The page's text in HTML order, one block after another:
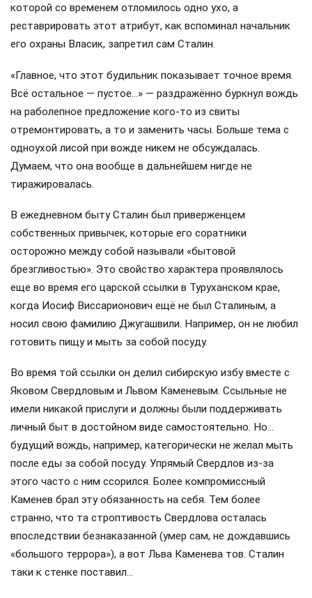
которой со временем отломилось одно ухо, а
реставрировать этот атрибут, как вспоминал начальник
его охраны Власик, запретил сам Сталин.
«Главное, что этот будильник показывает точное время.
Всё остальное — пустое…» — раздражённо буркнул вождь
на раболепное предложение кого-то из свиты
отремонтировать, а то и заменить часы. Больше тема с
одноухой лисой при вожде никем не обсуждалась.
Думаем, что она вообще в дальнейшем нигде не
тиражировалась.
В ежедневном быту Сталин был приверженцем
собственных привычек, которые его соратники
осторожно между собой называли «бытовой
брезгливостью». Это свойство характера проявлялось
еще во время его царской ссылки в Туруханском крае,
когда Иосиф Виссарионович ещё не был Сталиным, а
носил свою фамилию Джугашвили. Например, он не любил
готовить пищу и мыть за собой посуду.
Во время той ссылки он делил сибирскую избу вместе с
Яковом Свердловым и Львом Каменевым. Ссыльные не
имели никакой прислуги и должны были поддерживать
личный быт в достойном виде самостоятельно. Но…
будущий вождь, например, категорически не желал мыть
после еды за собой посуду. Упрямый Свердлов из-за
этого часто с ним ссорился. Более компромиссный
Каменев брал эту обязанность на себя. Тем более
странно, что та строптивость Свердлова осталась
впоследствии безнаказанной (умер сам, не дождавшись
«большого террора»), а вот Льва Каменева тов. Сталин
таки к стенке поставил…